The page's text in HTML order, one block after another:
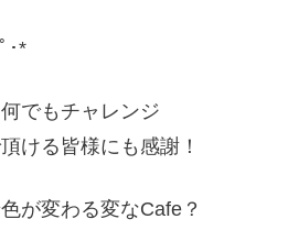
･*
でもチャレンジ
ける皆様にも感謝！
が変わる変なCafe？